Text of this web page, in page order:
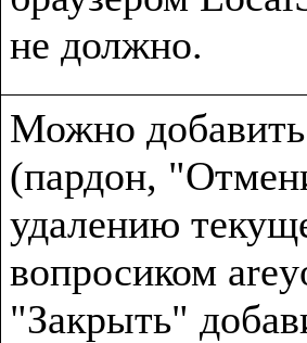
Можно
(пардон,
удалению
вопросиком
"Закрыть"